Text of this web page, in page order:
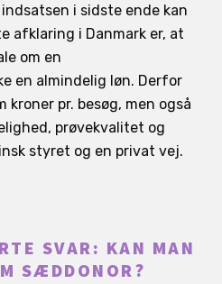
i sidste ende kan
afklaring i Danmark er, at
om en
en almindelig løn. Derfor
kroner pr. besøg, men også
prøvekvalitet og
styret og en privat vej.
SVAR: KAN MAN
SÆDDONOR?